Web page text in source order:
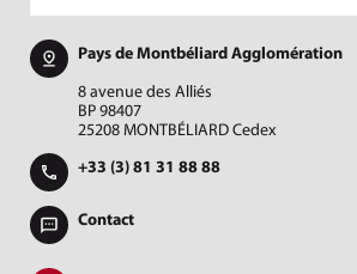
Pays de Montbéliard Agglomération
8 avenue des Alliés
BP 98407
25208 MONTBÉLIARD Cedex
+33 (3) 81 31 88 88
Contact